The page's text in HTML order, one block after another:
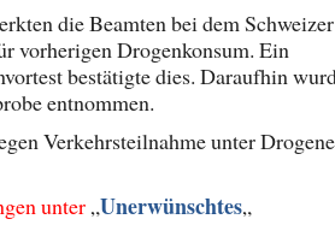
die Beamten bei dem Schweizer
vorherigen Drogenkonsum. Ein
bestätigte dies. Daraufhin
entnommen.
Verkehrsteilnahme unter
unter „Unerwünschtes„